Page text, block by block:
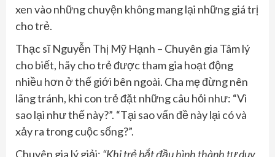
xen vào những chuyện không mang lại những giá trị
cho trẻ.
Thạc sĩ Nguyễn Thị Mỹ Hạnh – Chuyên gia Tâm lý
cho biết, hãy cho trẻ được tham gia hoạt động
nhiều hơn ở thế giới bên ngoài. Cha mẹ đừng nên
lãng tránh, khi con trẻ đặt những câu hỏi như: “Vì
sao lại như thế này?”. “Tại sao vấn đề này lại có và
xảy ra trong cuộc sống?”.
Chuyên gia lý giải: “Khitrẻ bắt đầu hình thành tư duy